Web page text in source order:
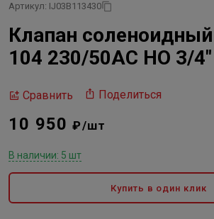
Артикул: IJ03B113430
Клапан соленоидный
104 230/50AC НО 3/
Сравнить Поделиться
10 950₽/шт
В наличии: 5 шт
Купить в один клик